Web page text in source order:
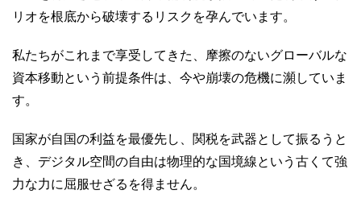
リオを根底から破壊するリスクを孕んでいます。
私たちがこれまで享受してきた、摩擦のないグローバルな
資本移動という前提条件は、今や崩壊の危機に瀕していま
す。
国家が自国の利益を最優先し、関税を武器として振るうと
き、デジタル空間の自由は物理的な国境線という古くて強
力な力に屈服せざるを得ません。